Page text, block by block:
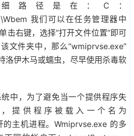
路径是在：C：
我们可以在任务管理器中
击右键，选择“打开文件位置”即可
文件夹中，那么“wmiprvse.exe”
洛伊木马或蠕虫，尽早使用杀毒软
中，为了避免当一个提供程序失
提供程序被载入一个名为
的主机进程。Wmiprvse.exe 的多